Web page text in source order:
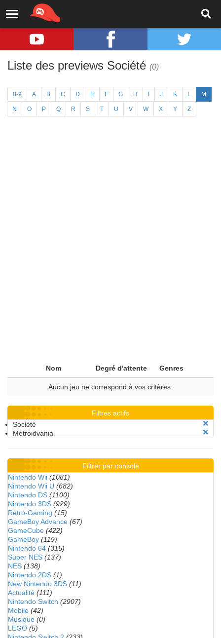
Liste des previews Société (0)
0-9 A B C D E F G H J K L M
N O P Q R S T U V W X Y Z
Nom Degré d'attente Genres
Aucun jeu ne correspond à vos critères.
Filtres actifs
Société
Metroidvania
Filtrer par console
Nintendo Wii (1081)
Nintendo Wii U (682)
Nintendo DS (1100)
Nintendo 3DS (929)
Retro-Gaming (15)
GameBoy Advance (67)
GameCube (422)
GameBoy (119)
Nintendo 64 (315)
Super NES (137)
NES (138)
Nintendo 2DS (1)
New Nintendo 3DS (11)
Actualité (111)
Nintendo Switch (2907)
Mobile (42)
Musique (0)
LEGO (5)